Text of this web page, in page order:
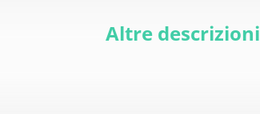
Altre descrizioni